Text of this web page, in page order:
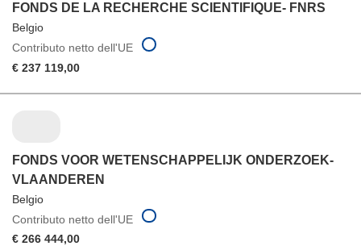
FONDS DE LA RECHERCHE SCIENTIFIQUE- FNRS
Belgio
Contributo netto dell'UE
€ 237 119,00
FONDS VOOR WETENSCHAPPELIJK ONDERZOEK-
VLAANDEREN
Belgio
Contributo netto dell'UE
€ 266 444,00